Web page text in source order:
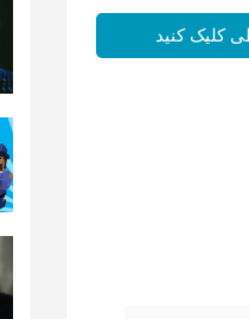
کلیک کنید